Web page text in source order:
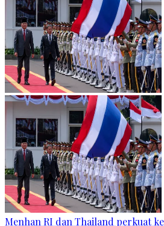
Menhan RI dan Thailand perkuat